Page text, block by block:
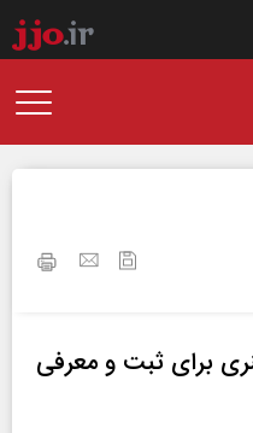
برای ثبت و معرفی